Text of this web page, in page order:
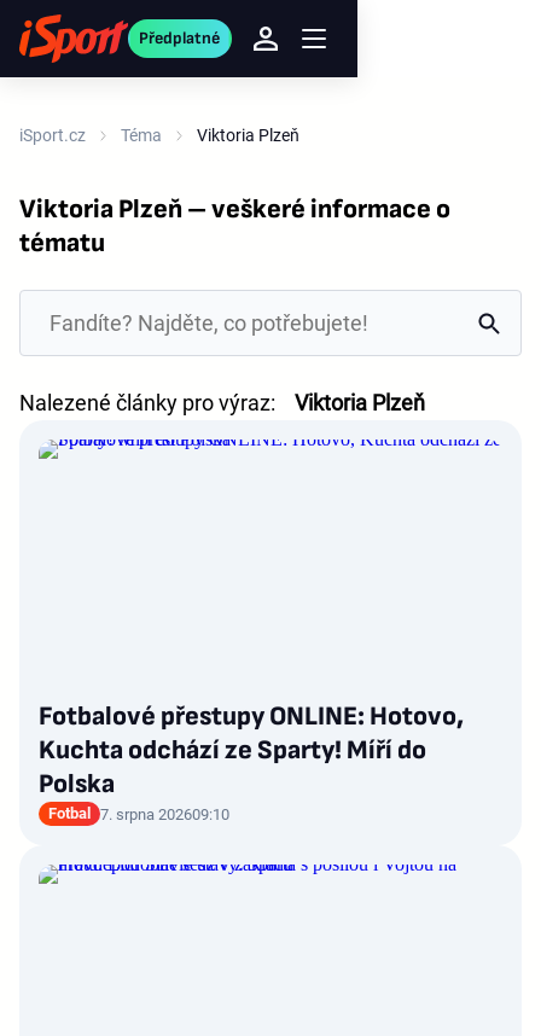
Předplatné
iSport.cz Téma Viktoria Plzeň
Viktoria Plzeň – veškeré informace o
tématu
Nalezené články pro výraz: Viktoria Plzeň
Fotbalové přestupy ONLINE: Hotovo,
Kuchta odchází ze Sparty! Míří do
Polska
Fotbal 7. srpna 202609:10